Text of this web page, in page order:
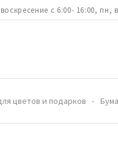
с 6:00- 16:00, пн,
цветов и подарков